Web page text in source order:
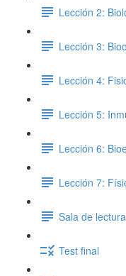
Lección 2:
Lección 3:
Lección 4:
Lección 5:
Lección 6:
Lección 7:
Sala de
Test final